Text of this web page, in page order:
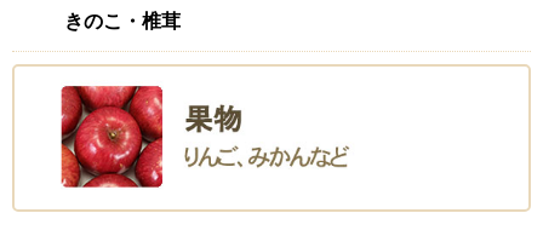
きのこ・椎茸